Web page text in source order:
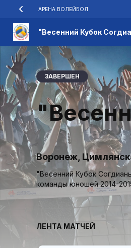
АРЕНА ВОЛЕЙБОЛ
"Весенний Кубок
ЗАВЕРШЕН
Воронеж,
"Весенний Кубок
команды юношей 2014-
ЛЕНТА МАТЧЕЙ